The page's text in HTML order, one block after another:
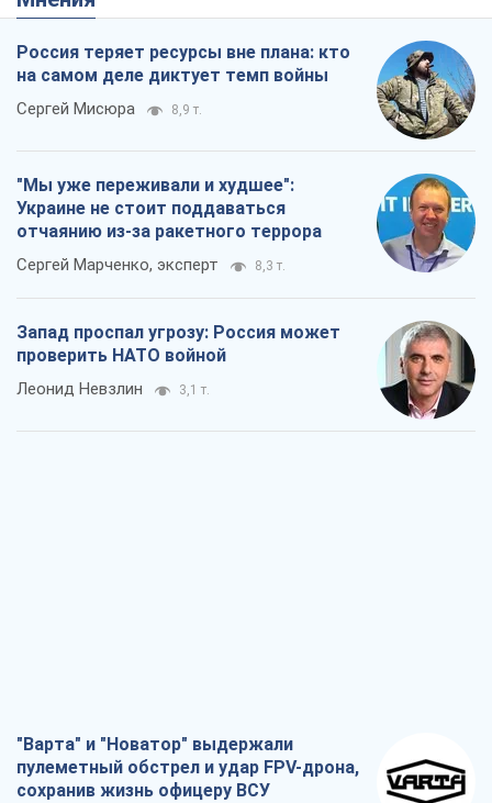
Россия теряет ресурсы вне плана: кто
на самом деле диктует темп войны
Сергей Мисюра 8,9 т.
"Мы уже переживали и худшее":
Украине не стоит поддаваться
отчаянию из-за ракетного террора
Сергей Марченко, эксперт 8,3 т.
Запад проспал угрозу: Россия может
проверить НАТО войной
Леонид Невзлин 3,1 т.
"Варта" и "Новатор" выдержали
пулеметный обстрел и удар FPV-дрона,
сохранив жизнь офицеру ВСУ